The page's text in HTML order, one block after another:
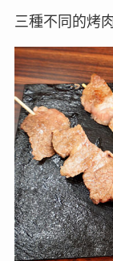
三種不同的烤